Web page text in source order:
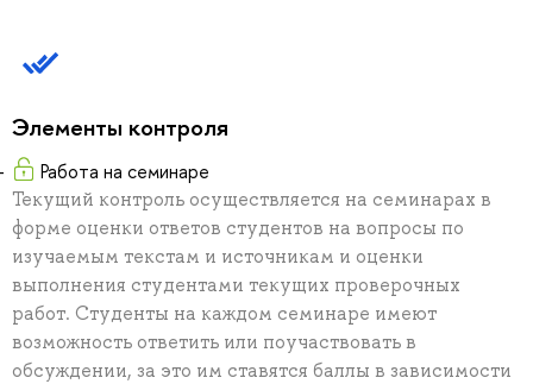
Элементы контроля
Работа на семинаре
Текущий контроль осуществляется на семинарах в
форме оценки ответов студентов на вопросы по
изучаемым текстам и источникам и оценки
выполнения студентами текущих проверочных
работ. Студенты на каждом семинаре имеют
возможность ответить или поучаствовать в
обсуждении, за это им ставятся баллы в зависимости